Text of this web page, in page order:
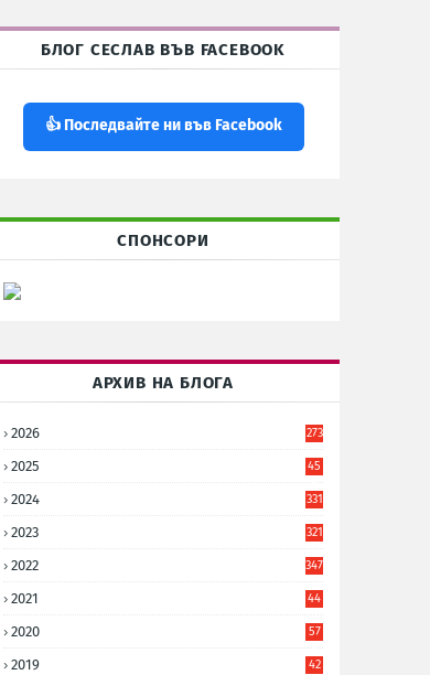
БЛОГ СЕСЛАВ ВЪВ FACEBOOK
👍 Последвайте ни във Facebook
СПОНСОРИ
АРХИВ НА БЛОГА
2026 273
2025
45
2024 331
2023 321
2022 347
2021
44
2020
57
2019
42